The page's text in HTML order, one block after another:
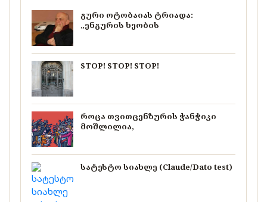
გური ოტობაიას ტრიადა:
„ენგურის ხეობის
STOP! STOP! STOP!
როცა თვითცენზურის ჭანჭიკი
მოშლილია,
სატესტო სიახლე (Claude/Dato test)